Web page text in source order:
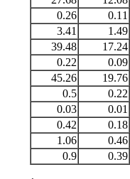
0.11
0.26
1.49
3.41
17.24
39.48
0.09
0.22
19.76
45.26
0.22
0.5
0.01
0.03
0.18
0.42
0.46
1.06
0.39
0.9